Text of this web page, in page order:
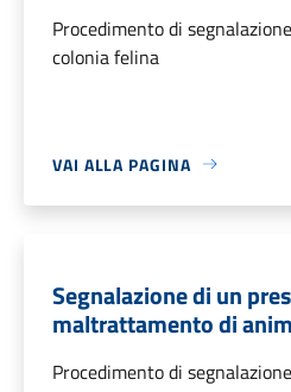
Procedimento di
colonia felina
VAI ALLA PAGINA
Segnalazione di un
maltrattamento di
Procedimento di